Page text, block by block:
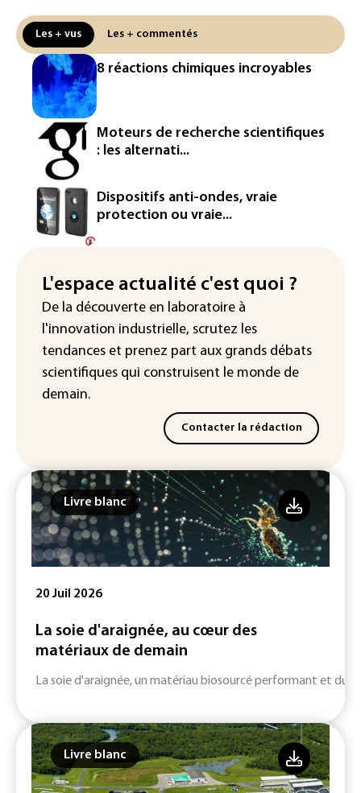
réseau
Véhicules de livraison autonomes: la
France ouvre la voie à leur
homologation
Iris³: Eutelsat investira 3,4 milliards
d'euros dans la future constellation
européenne
Le magazine VSD racheté par
l'entrepreneur Vianney d'Alançon
La production française de maïs
"Retour en force" progressif de la
chaleur dans les prochains jours en
France
Les + vus Les + commentés
8 réactions chimiques incroyables
Moteurs de recherche scientifiques
: les alternati...
Dispositifs anti-ondes, vraie
protection ou vraie...
L'espace actualité c'est quoi ?
De la découverte en laboratoire à
l'innovation industrielle, scrutez les
tendances et prenez part aux grands débats
scientifiques qui construisent le monde de
demain.
Contacter la rédaction
Livre blanc
20 Juil 2026
La soie d'araignée, au cœur des
matériaux de demain
La soie d'araignée, un matériau biosourcé performant et
Livre blanc